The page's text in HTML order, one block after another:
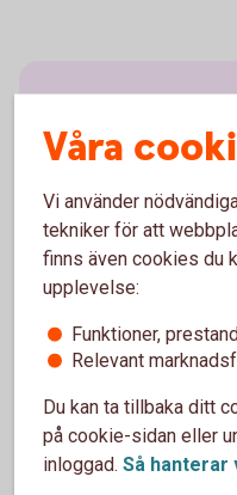
Att jobba
samtidigt
Så länge du arbetar,
arbetsgivare av
premiepension. Enligt
69 års ålder. Du kan
allmänna pension. Läs
pension och
Ta ut din pension -
Våra
Vi använder
tekniker för att
finns även cookies du
upplevelse:
Funktioner,
Relevant
Du kan ta tillbaka ditt
på cookie-sidan eller
inloggad. Så hanterar